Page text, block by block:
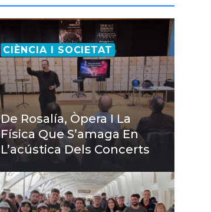
CIÈNCIA I SOCIETAT
De Rosalía, Òpera I La
Física Que S’amaga En
L’acústica Dels Concerts